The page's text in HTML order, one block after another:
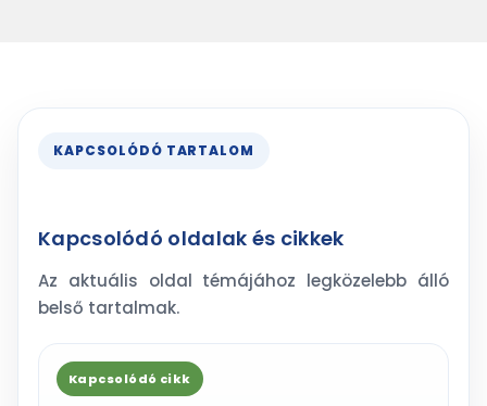
KAPCSOLÓDÓ TARTALOM
Kapcsolódó oldalak és cikkek
Az aktuális oldal témájához legközelebb álló
belső tartalmak.
Kapcsolódó cikk